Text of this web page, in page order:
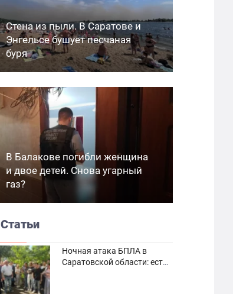
Стена из пыли. В Саратове и
Энгельсе бушует песчаная
буря
В Балакове погибли женщина
и двое детей. Снова угарный
газ?
Статьи
Ночная атака БПЛА в
Саратовской области: есть